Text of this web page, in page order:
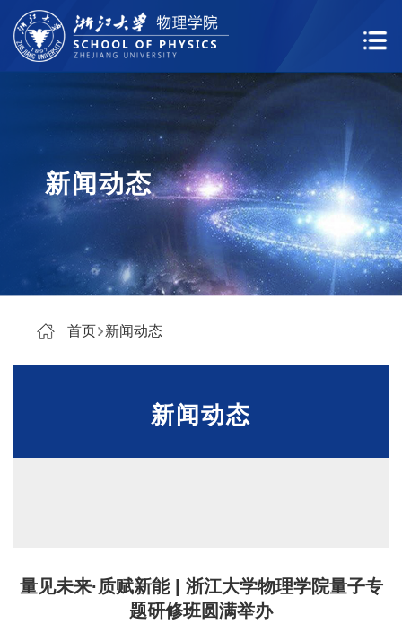
新闻动态
首页 新闻动态
新闻动态
量见未来·质赋新能 | 浙江大学物理学院量子专
题研修班圆满举办